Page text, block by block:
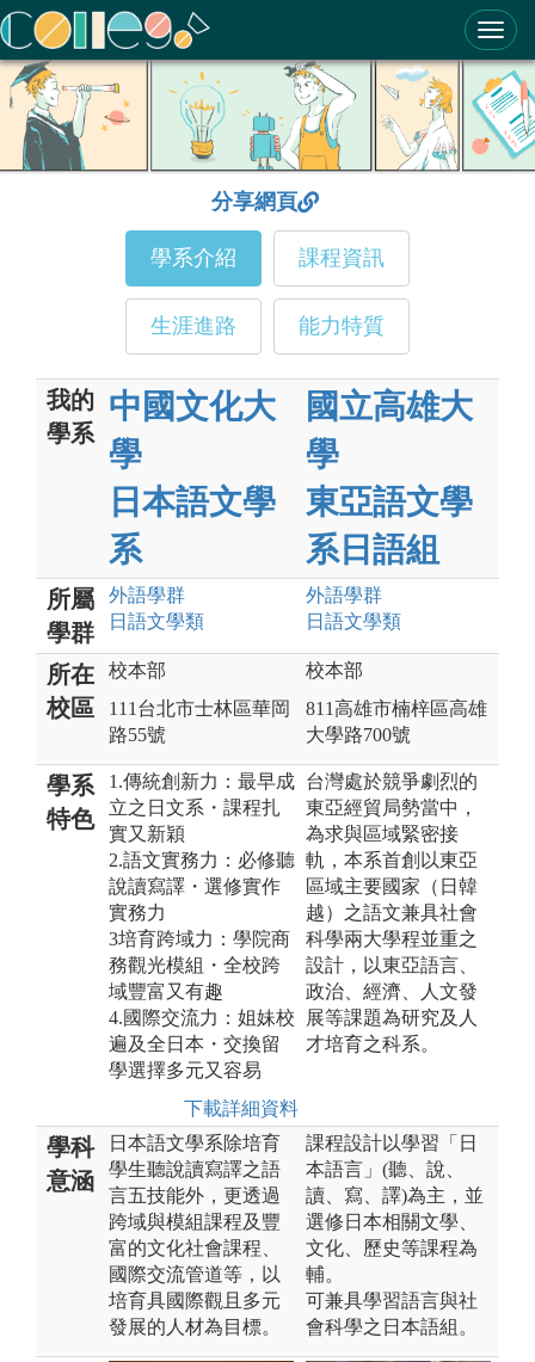
ColleGo! 大學選才與高中育才輔助系統
分享網頁
學系介紹 課程資訊
生涯進路 能力特質
我的
學系
中國文化大
學
日本語文學
系
國立高雄大
學
東亞語文學
系日語組
所屬
學群
外語學群
日語文學類
外語學群
日語文學類
所在
校區
校本部
111台北市士林區華岡
路55號
校本部
811高雄市楠梓區高雄
大學路700號
學系
特色
1.傳統創新力：最早成
立之日文系・課程扎
實又新穎
2.語文實務力：必修聽
說讀寫譯・選修實作
實務力
3培育跨域力：學院商
務觀光模組・全校跨
域豐富又有趣
4.國際交流力：姐妹校
遍及全日本・交換留
學選擇多元又容易
下載詳細資料
台灣處於競爭劇烈的
東亞經貿局勢當中，
為求與區域緊密接
軌，本系首創以東亞
區域主要國家（日韓
越）之語文兼具社會
科學兩大學程並重之
設計，以東亞語言、
政治、經濟、人文發
展等課題為研究及人
才培育之科系。
學科
意涵
日本語文學系除培育
學生聽說讀寫譯之語
言五技能外，更透過
跨域與模組課程及豐
富的文化社會課程、
國際交流管道等，以
培育具國際觀且多元
發展的人材為目標。
課程設計以學習「日
本語言」(聽、說、
讀、寫、譯)為主，並
選修日本相關文學、
文化、歷史等課程為
輔。
可兼具學習語言與社
會科學之日本語組。